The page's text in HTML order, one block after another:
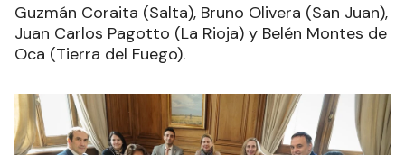
Guzmán Coraita (Salta), Bruno Olivera (San Juan),
Juan Carlos Pagotto (La Rioja) y Belén Montes de
Oca (Tierra del Fuego).